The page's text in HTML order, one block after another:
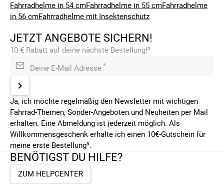
Fahrradhelme in 54 cmFahrradhelme in 55 cmFahrradhelme
in 56 cmFahrradhelme mit Insektenschutz
JETZT ANGEBOTE SICHERN!
10 € Rabatt auf deine nächste Bestellung!³
Deine E-Mail Adresse *
Ja, ich möchte regelmäßig den Newsletter mit wichtigen
Fahrrad-Themen, Sonder-Angeboten und Neuheiten per Mail
erhalten. Eine Abmeldung ist jederzeit möglich. Als
Willkommensgeschenk erhalte ich einen 10€-Gutschein für
meine erste Bestellung³.
BENÖTIGST DU HILFE?
ZUM HELPCENTER